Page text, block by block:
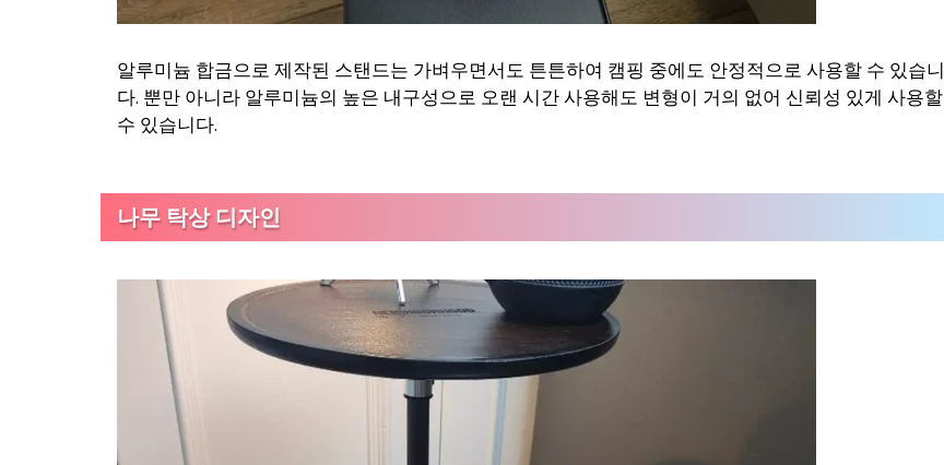
알루미늄 합금으로 제작된 스탠드는 가벼우면서도 튼튼하여 캠핑 중에도 안정적으로 사용할 수 있습니
다. 뿐만 아니라 알루미늄의 높은 내구성으로 오랜 시간 사용해도 변형이 거의 없어 신뢰성 있게 사용할
수 있습니다.
나무 탁상 디자인